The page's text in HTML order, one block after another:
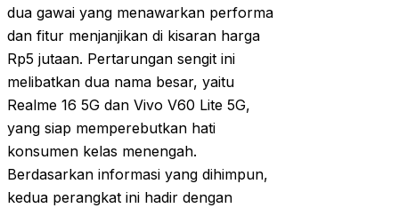
dua gawai yang menawarkan performa
dan fitur menjanjikan di kisaran harga
Rp5 jutaan. Pertarungan sengit ini
melibatkan dua nama besar, yaitu
Realme 16 5G dan Vivo V60 Lite 5G,
yang siap memperebutkan hati
konsumen kelas menengah.
Berdasarkan informasi yang dihimpun,
kedua perangkat ini hadir dengan